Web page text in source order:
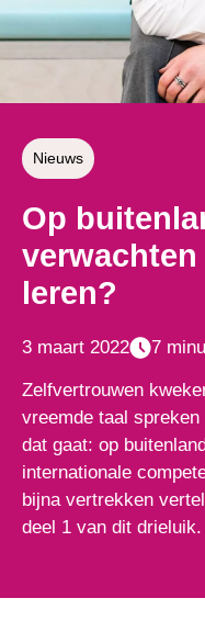
Nieuws
Op
leren?
3 maart 2022 7
Zelfvertrouwen
vreemde taal
dat gaat: op
internationale
bijna vertrekken
deel 1 van dit drieluik.